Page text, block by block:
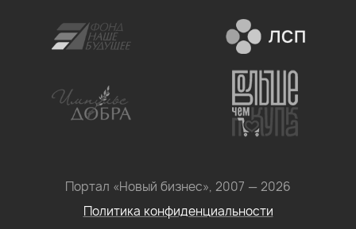
Портал «Новый бизнес», 2007 — 2026
Политика конфиденциальности